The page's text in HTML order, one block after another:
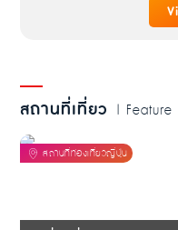
สถานที่เที่ยว | Feature